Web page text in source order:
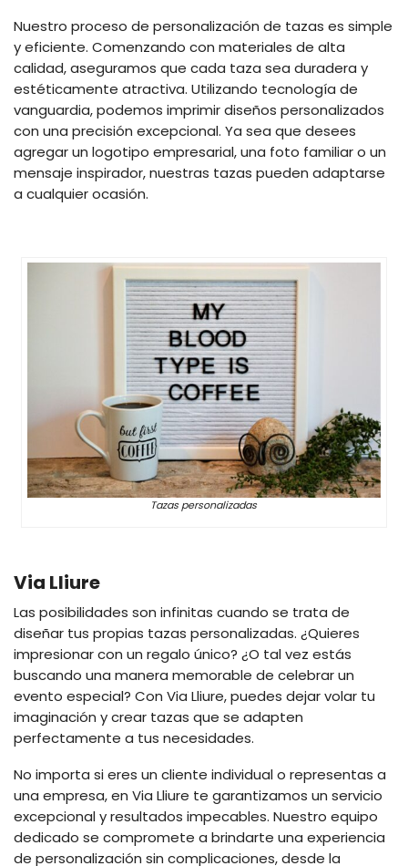
Nuestro proceso de personalización de tazas es simple
y eficiente. Comenzando con materiales de alta
calidad, aseguramos que cada taza sea duradera y
estéticamente atractiva. Utilizando tecnología de
vanguardia, podemos imprimir diseños personalizados
con una precisión excepcional. Ya sea que desees
agregar un logotipo empresarial, una foto familiar o un
mensaje inspirador, nuestras tazas pueden adaptarse
a cualquier ocasión.
Tazas personalizadas
Via Lliure
Las posibilidades son infinitas cuando se trata de
diseñar tus propias tazas personalizadas. ¿Quieres
impresionar con un regalo único? ¿O tal vez estás
buscando una manera memorable de celebrar un
evento especial? Con Via Lliure, puedes dejar volar tu
imaginación y crear tazas que se adapten
perfectamente a tus necesidades.
No importa si eres un cliente individual o representas a
una empresa, en Via Lliure te garantizamos un servicio
excepcional y resultados impecables. Nuestro equipo
dedicado se compromete a brindarte una experiencia
de personalización sin complicaciones, desde la